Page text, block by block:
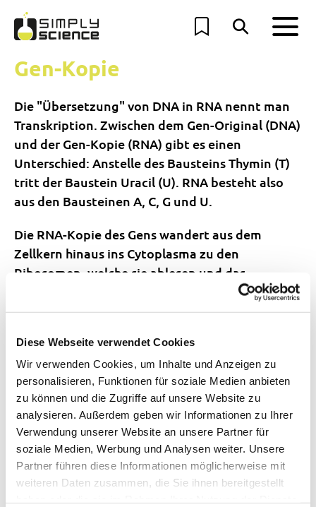
Diese Webseite verwendet Cookies
Wir verwenden Cookies, um Inhalte und Anzeigen zu
personalisieren, Funktionen für soziale Medien anbieten
zu können und die Zugriffe auf unsere Website zu
analysieren. Außerdem geben wir Informationen zu Ihrer
Verwendung unserer Website an unsere Partner für
soziale Medien, Werbung und Analysen weiter. Unsere
Partner führen diese Informationen möglicherweise mit
weiteren Daten zusammen, die Sie ihnen bereitgestellt
Gen-Kopie
Die "Übersetzung" von DNA in RNA nennt man
Transkription. Zwischen dem Gen-Original (DNA)
und der Gen-Kopie (RNA) gibt es einen
Unterschied: Anstelle des Bausteins Thymin (T)
tritt der Baustein Uracil (U). RNA besteht also
aus den Bausteinen A, C, G und U.
Die RNA-Kopie des Gens wandert aus dem
Zellkern hinaus ins Cytoplasma zu den
Ribosomen, welche sie ablesen und das
entsprechende Eiweiss herstellen (Translation).
Unser Newsletter versorgt dich mit
spannenden Neuigkeiten aus der Welt der
Naturwissenschaft und Technik.